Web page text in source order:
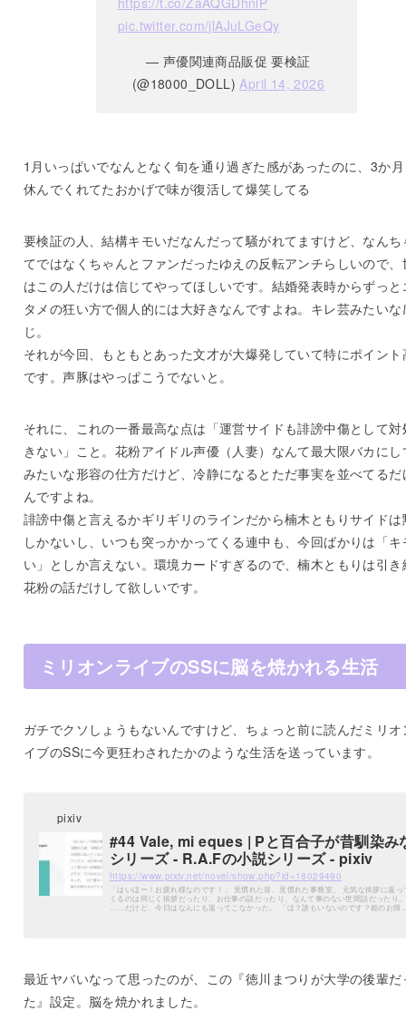
pic.twitter.com/jlAJuLGeQy
— 声優関連商品販促 要検証
(@18000_DOLL) April 14, 2026
1月いっぱいでなんとなく旬を通り過ぎた感があったのに、3か
休んでくれてたおかげで味が復活して爆笑してる
要検証の人、結構キモいだなんだって騒がれてますけど、なんち
てではなくちゃんとファンだったゆえの反転アンチらしいので、
はこの人だけは信じてやってほしいです。結婚発表時からずっと
タメの狂い方で個人的には大好きなんですよね。キレ芸みたいな
じ。
それが今回、もともとあった文才が大爆発していて特にポイント
です。声豚はやっぱこうでないと。
それに、これの一番最高な点は「運営サイドも誹謗中傷として対
きない」こと。花粉アイドル声優（人妻）なんて最大限バカにし
みたいな形容の仕方だけど、冷静になるとただ事実を並べてるだ
んですよね。
誹謗中傷と言えるかギリギリのラインだから楠木ともりサイドは
しかないし、いつも突っかかってくる連中も、今回ばかりは「キ
い」としか言えない。環境カードすぎるので、楠木ともりは引き
花粉の話だけして欲しいです。
ミリオンライブのSSに脳を焼かれる生活
ガチでクソしょうもないんですけど、ちょっと前に読んだミリオ
イブのSSに今更狂わされたかのような生活を送っています。
pixiv
#44 Vale, mi eques | Pと百合子が昔馴染み
シリーズ - R.A.Fの小説シリーズ - pixiv
https://www.pixiv.net/novel/show.php?id=18029490
「はいほー！お疲れ様なのです！」 見慣れた扉、見慣れた事務室。 元気な挨拶に返っ
くるのは同じく挨拶だったり、お仕事の話だったり、なんて事のない世間話だったり。
……だけど、今日はなんにも返ってこなかった。 「ほ？誰もいないのです？姫のお帰
最近ヤバいなって思ったのが、この『徳川まつりが大学の後輩だ
た』設定。脳を焼かれました。